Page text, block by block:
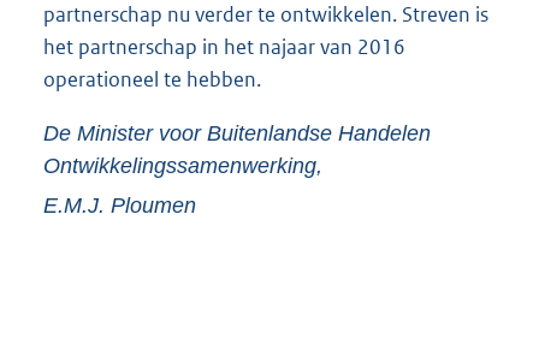
partnerschap nu verder te ontwikkelen. Streven is
het partnerschap in het najaar van 2016
operationeel te hebben.
De Minister voor Buitenlandse Handelen
Ontwikkelingssamenwerking,
E.M.J. Ploumen